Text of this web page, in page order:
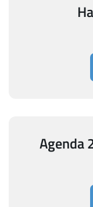
Agenda